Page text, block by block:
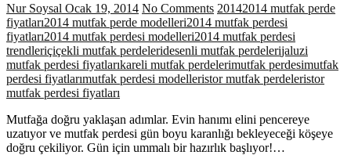
Nur Soysal Ocak 19, 2014 No Comments 20142014 mutfak perde
fiyatları2014 mutfak perde modelleri2014 mutfak perdesi
fiyatları2014 mutfak perdesi modelleri2014 mutfak perdesi
trendleriçiçekli mutfak perdeleridesenli mutfak perdelerijaluzi
mutfak perdesi fiyatlarıkareli mutfak perdelerimutfak perdesimutfak
perdesi fiyatlarımutfak perdesi modelleristor mutfak perdeleristor
mutfak perdesi fiyatları
Mutfağa doğru yaklaşan adımlar. Evin hanımı elini pencereye
uzatıyor ve mutfak perdesi gün boyu karanlığı bekleyeceği köşeye
doğru çekiliyor. Gün için ummalı bir hazırlık başlıyor!…